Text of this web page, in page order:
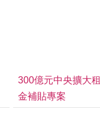
300億元中央擴大租
金補貼專案